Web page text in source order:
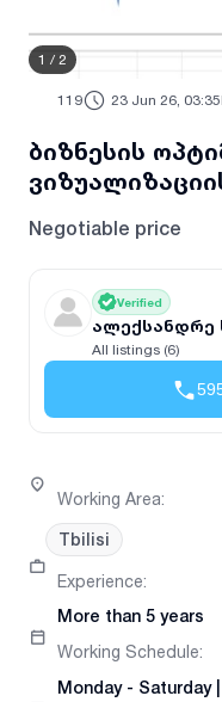
1 / 2
119 23 Jun 26, 03:35
ბიზნესის
Negotiable price
Verified
ალექსანდრე
All listings (6)
Working Area:
Tbilisi
Experience:
More than 5 years
Working Schedule:
Monday- Saturday|